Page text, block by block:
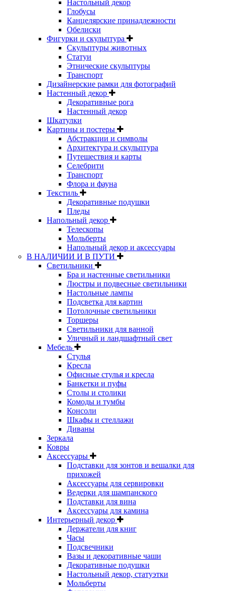
Настольный декор
Глобусы
Канцелярские принадлежности
Обелиски
Фигурки и скульптура
Скульптуры животных
Статуи
Этнические скульптуры
Транспорт
Дизайнерские рамки для фотографий
Настенный декор
Декоративные рога
Настенный декор
Шкатулки
Картины и постеры
Абстракции и символы
Архитектура и скульптура
Путешествия и карты
Селебрити
Транспорт
Флора и фауна
Текстиль
Декоративные подушки
Пледы
Напольный декор
Телескопы
Мольберты
Напольный декор и аксессуары
В НАЛИЧИИ И В ПУТИ
Светильники
Бра и настенные светильники
Люстры и подвесные светильники
Настольные лампы
Подсветка для картин
Потолочные светильники
Торшеры
Светильники для ванной
Уличный и ландшафтный свет
Мебель
Стулья
Кресла
Офисные стулья и кресла
Банкетки и пуфы
Столы и столики
Комоды и тумбы
Консоли
Шкафы и стеллажи
Диваны
Зеркала
Ковры
Аксессуары
Подставки для зонтов и вешалки для
прихожей
Аксессуары для сервировки
Ведерки для шампанского
Подставки для вина
Аксессуары для камина
Интерьерный декор
Держатели для книг
Часы
Подсвечники
Вазы и декоративные чаши
Декоративные подушки
Настольный декор, статуэтки
Мольберты